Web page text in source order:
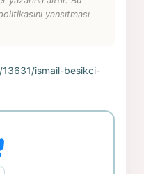
yansıtması
ismail-besikci-